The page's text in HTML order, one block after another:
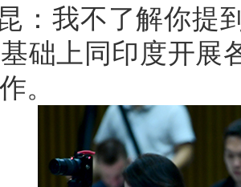
：我不了解你提
础上同印度开展
。